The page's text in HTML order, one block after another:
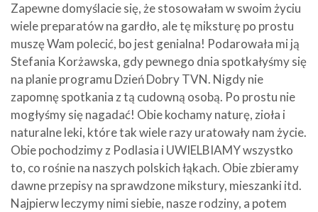
Zapewne domyślacie się, że stosowałam w swoim życiu
wiele preparatów na gardło, ale tę miksturę po prostu
muszę Wam polecić, bo jest genialna! Podarowała mi ją
Stefania Korżawska, gdy pewnego dnia spotkałyśmy się
na planie programu Dzień Dobry TVN. Nigdy nie
zapomnę spotkania z tą cudowną osobą. Po prostu nie
mogłyśmy się nagadać! Obie kochamy naturę, zioła i
naturalne leki, które tak wiele razy uratowały nam życie.
Obie pochodzimy z Podlasia i UWIELBIAMY wszystko
to, co rośnie na naszych polskich łąkach. Obie zbieramy
dawne przepisy na sprawdzone mikstury, mieszanki itd.
Najpierw leczymy nimi siebie, nasze rodziny, a potem